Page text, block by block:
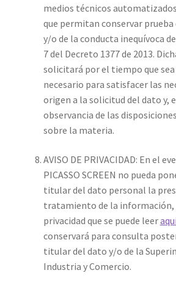
medios técnicos
que permitan conservar
y/o de la conducta inequívoca
7 del Decreto 1377 de 2013.
solicitará por el tiempo que
necesario para satisfacer las
origen a la solicitud del dato y,
observancia de las
sobre la materia.
AVISO DE PRIVACIDAD: En el
PICASSO SCREEN no pueda
titular del dato personal la
tratamiento de la información,
privacidad que se puede leer
conservará para consulta
titular del dato y/o de la
Industria y Comercio.